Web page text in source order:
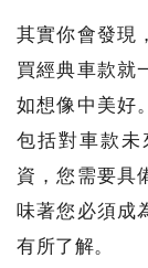
其實你會發現
買經典車款就
如想像中美好
包括對車款
資，您需要具
味著您必須成
有所了解。